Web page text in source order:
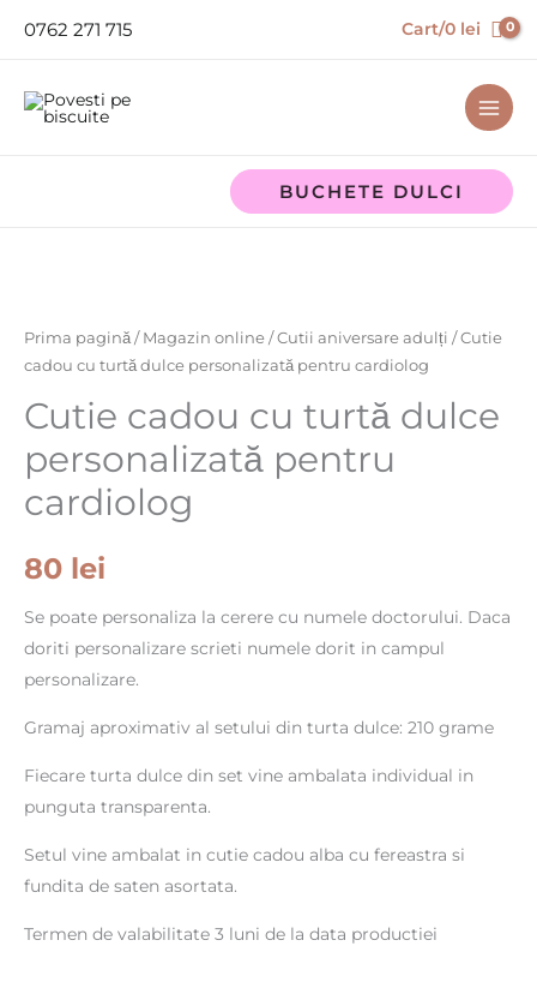
0762 271 715 Cart/0 lei
BUCHETE DULCI
Prima pagină / Magazin online /Cutii aniversare adulți / Cutie
cadou cu turtă dulce personalizată pentru cardiolog
Cutie cadou cu turtă dulce
personalizată pentru
cardiolog
80 lei
Se poate personaliza la cerere cu numele doctorului. Daca
doriti personalizare scrieti numele dorit in campul
personalizare.
Gramaj aproximativ al setului din turta dulce: 210 grame
Fiecare turta dulce din set vine ambalata individual in
punguta transparenta.
Setul vine ambalat in cutie cadou alba cu fereastra si
fundita de saten asortata.
Termen de valabilitate 3 luni de la data productiei
cu
turtă
dulce
personalizată
pentru
cardiolog